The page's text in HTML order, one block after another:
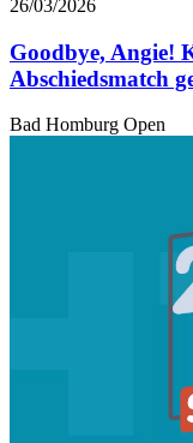
26/03/2026
Goodbye, Angie!
Abschiedsmatch
Bad Homburg Open